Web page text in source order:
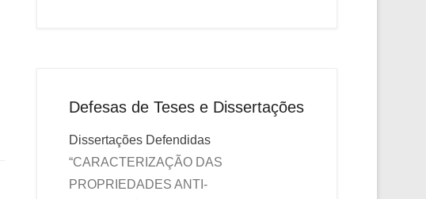
Defesas de Teses e Dissertações
Dissertações Defendidas
“CARACTERIZAÇÃO DAS
PROPRIEDADES ANTI-